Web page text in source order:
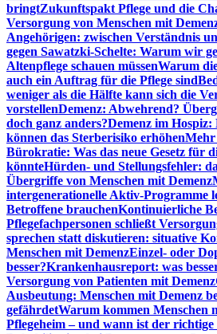
bringtZukunftspakt Pflege und die
Versorgung von Menschen mit
Angehörigen: zwischen Verständnis
gegen Sawatzki-Schelte: Warum wir
Altenpflege schauen müssenWarum
auch ein Auftrag für die Pflege sind
weniger als die Hälfte kann sich die
vorstellenDemenz: Abwehrend?
doch ganz anders?Demenz im
können das Sterberisiko erhöhenMehr
Bürokratie: Was das neue Gesetz für
könnteHürden- und Stellungsfehler:
Übergriffe von Menschen mit Demenz
intergenerationelle Aktiv-Programme
Betroffene brauchenKontinuierliche
Pflegefachpersonen schließt
sprechen statt diskutieren: situative
Menschen mit DemenzEinzel- oder
besser?Krankenhausreport: was
Versorgung von Patienten mit Demenz
Ausbeutung: Menschen mit Demenz
gefährdetWarum kommen Menschen
Pflegeheim – und wann ist der